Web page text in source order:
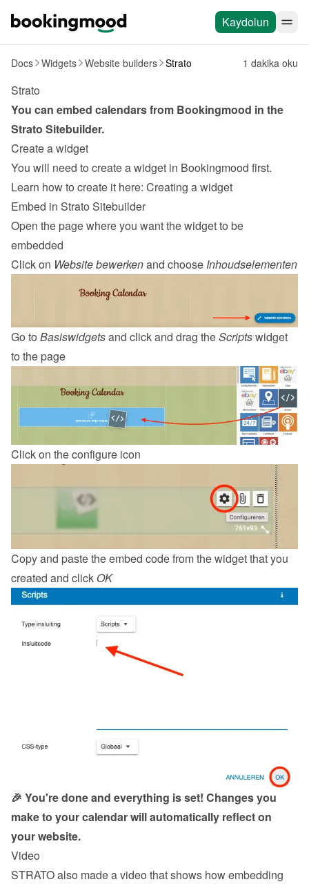
Kaydolun
Docs Widgets Website builders Strato 1 dakika oku
Strato
Strato Sitebuilder.
Create a widget
You will need to create a widget in Bookingmood first.
Learn how to create it here: Creating a widget
Embed in Strato Sitebuilder
Open the page where you want the widget to be
embedded
Click on Website bewerken and choose Inhoudselementen
Go to Basiswidgets and click and drag the Scripts widget
to the page
Click on the configure icon
Copy and paste the embed code from the widget that you
created and click OK
🎉 You're done and everything is set! Changes you
make to your calendar will automatically reflect on
your website.
Video
STRATO also made a video that shows how embedding